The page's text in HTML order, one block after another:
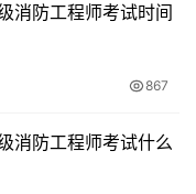
作满6年，其中从事
防工程相关专业大学
防安全技术工作满5
或者学位，工作满4
消防工程师考试时间
867
消防工程师考试什么